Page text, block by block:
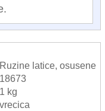
Ruzine latice, osusene
18673
1 kg
vrecica